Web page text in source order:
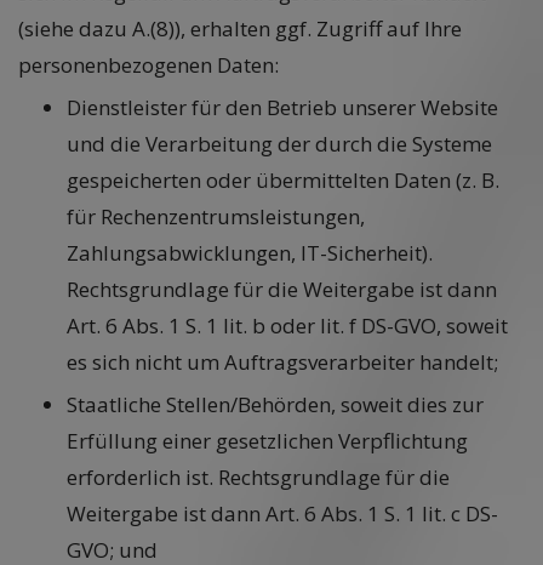
(siehe dazu A.(8)), erhalten ggf. Zugriff auf Ihre
personenbezogenen Daten:
Dienstleister für den Betrieb unserer Website
und die Verarbeitung der durch die Systeme
gespeicherten oder übermittelten Daten (z. B.
für Rechenzentrumsleistungen,
Zahlungsabwicklungen, IT-Sicherheit).
Rechtsgrundlage für die Weitergabe ist dann
Art. 6 Abs. 1 S. 1 lit. b oder lit. f DS-GVO, soweit
es sich nicht um Auftragsverarbeiter handelt;
Staatliche Stellen/Behörden, soweit dies zur
Erfüllung einer gesetzlichen Verpflichtung
erforderlich ist. Rechtsgrundlage für die
Weitergabe ist dann Art. 6 Abs. 1 S. 1 lit. c DS-
GVO; und